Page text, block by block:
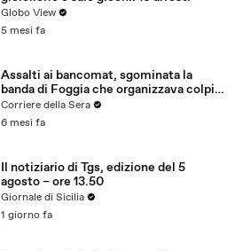
Globo View
5 mesi fa
Assalti ai bancomat, sgominata la
banda di Foggia che organizzava colpi
in tutta Italia
Corriere della Sera
6 mesi fa
Il notiziario di Tgs, edizione del 5
agosto – ore 13.50
Giornale di Sicilia
1 giorno fa